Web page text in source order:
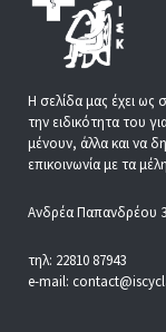
Η σελίδα μας έχει
την ειδικότητα του
μένουν, άλλα και να
επικοινωνία με τα
Ανδρέα Παπανδρέου
τηλ: 22810 87943
e-mail: